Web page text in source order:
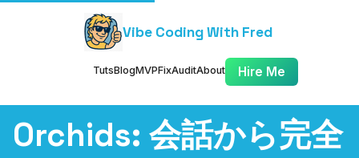
Vibe Coding With Fred
TutsBlogMVPFixAuditAbout Hire Me
Orchids: 会話から完全